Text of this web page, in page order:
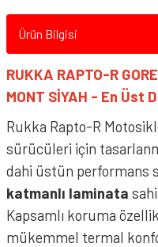
RUKKA RAPTO-R GORE-TEX PRO
Ürün Bilgisi
RUKKA RAPTO-R
MONT SİYAH - En Üst
Rukka Rapto-R
sürücüleri için
dahi üstün performans
katmanlı laminata
Kapsamlı koruma
mükemmel termal